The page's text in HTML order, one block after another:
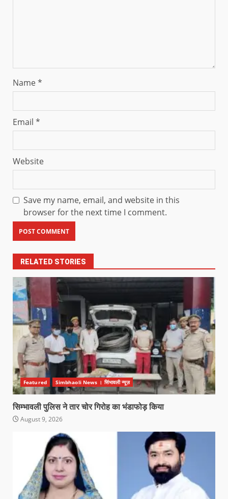
Name*
Email *
Website
Save my name, email, and website in this
browser for the next time I comment.
RELATED STORIES
Featured Simbhaoli News । सिंभावली न्यूज़
सिम्भावली पुलिस ने तार चोर गिरोह का भंडाफोड़ किया
August 9, 2026